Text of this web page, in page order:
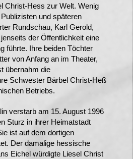
Christ-Hess zur Welt. Wenig
und späteren
Rundschau, Karl Gerold,
der Öffentlichkeit eine
führte. Ihre beiden Töchter
von Anfang an im Theater,
übernahm die
Schwester Bärbel Christ-Heß
Betriebs.
verstarb am 15. August 1996
Sturz in ihrer Heimatstadt
ist auf dem dortigen
Der damalige hessische
Eichel würdigte Liesel Christ